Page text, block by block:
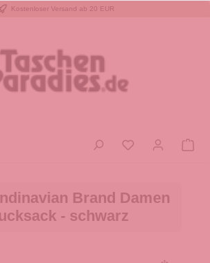
Kostenloser Versand ab 20 EUR
Brand Damen
- schwarz